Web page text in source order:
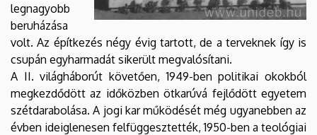
legnagyobb
beruházása
volt. Az építkezés négy évig tartott, de a terveknek így is
csupán egyharmadát sikerült megvalósítani.
A II. világháborút követően, 1949-ben politikai okokból
megkezdődött az időközben ötkarúvá fejlődött egyetem
szétdarabolása. A jogi kar működését még ugyanebben az
évben ideiglenesen felfüggesztették, 1950-ben a teológiai